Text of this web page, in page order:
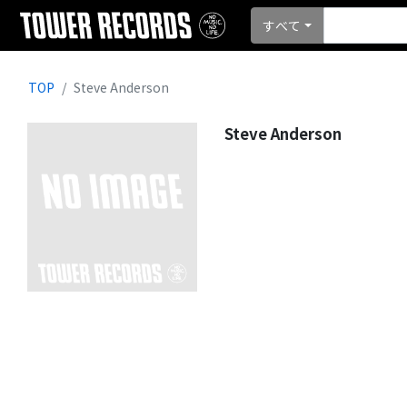
すべて
TOP Steve Anderson
Steve Anderson